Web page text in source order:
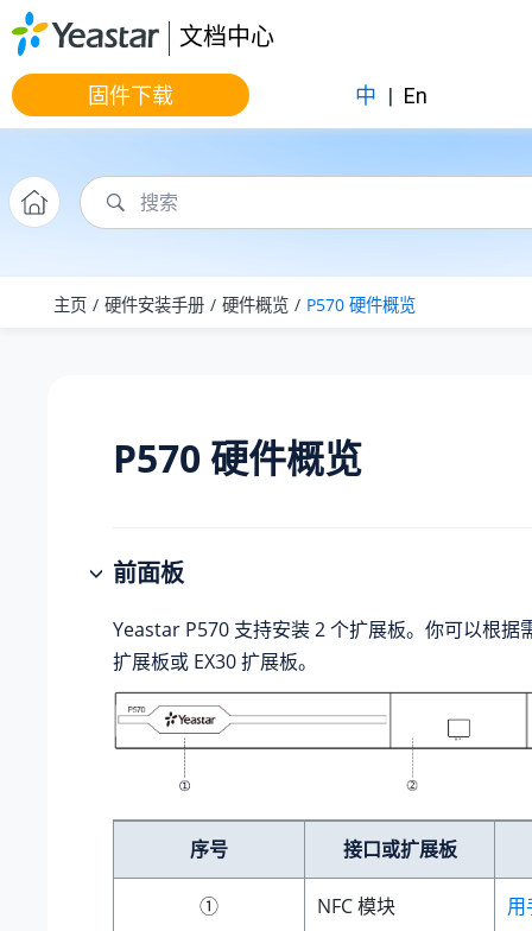
跳转到主要内容
文档中心
固件下载 中 | En
主页 硬件安装手册 硬件概览 P570 硬件概览
P570 硬件概览
前面板
Yeastar P570 支持安装 2 个扩展板。你可以根据
扩展板或 EX30 扩展板。
序号 接口或扩展板
① NFC 模块 用